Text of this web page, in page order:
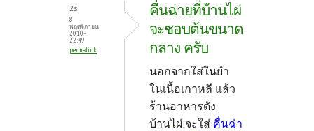
2s
8
พฤศจิกายน,
2010 -
22:49
permalink
คื่นฉ่ายที่บ้านไผ่
จะชอบต้นขนาด
กลาง ครับ
นอกจากใส่ในยำ
ในเนื้อเกาหลี แล้ว
ร้านอาหารดัง
บ้านไผ่ จะใส่ คื่นฉ่า